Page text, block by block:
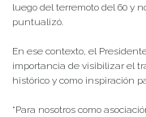
luego del terremoto del 60 y
puntualizó.
En ese contexto, el
importancia de visibilizar el
histórico y como inspiración
“Para nosotros como